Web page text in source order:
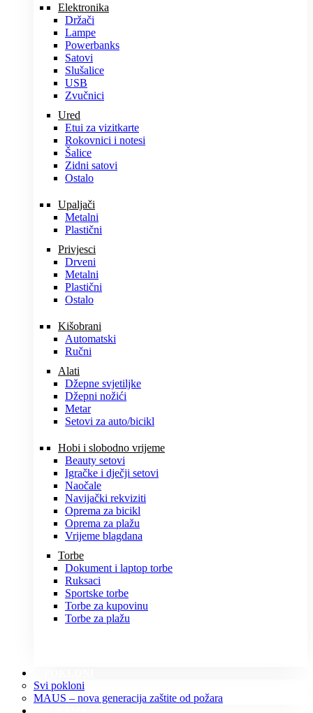
Elektronika
Držači
Lampe
Powerbanks
Satovi
Slušalice
USB
Zvučnici
Ured
Etui za vizitkarte
Rokovnici i notesi
Šalice
Zidni satovi
Ostalo
Upaljači
Metalni
Plastični
Privjesci
Drveni
Metalni
Plastični
Ostalo
Kišobrani
Automatski
Ručni
Alati
Džepne svjetiljke
Džepni nožići
Metar
Setovi za auto/bicikl
Hobi i slobodno vrijeme
Beauty setovi
Igračke i dječji setovi
Naočale
Navijački rekviziti
Oprema za bicikl
Oprema za plažu
Vrijeme blagdana
Torbe
Dokument i laptop torbe
Ruksaci
Sportske torbe
Torbe za kupovinu
Torbe za plažu
Svi pokloni
MAUS – nova generacija zaštite od požara